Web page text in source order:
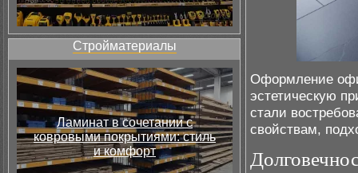
Стройматериалы
Ламинат в сочетании с
ковровыми покрытиями: стиль
и комфорт
Оформление
эстетическую
стали
свойствам,